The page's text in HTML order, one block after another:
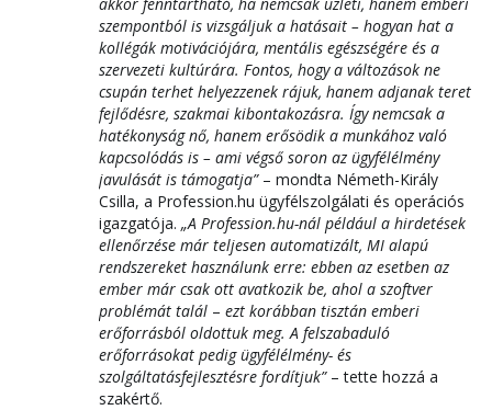
szempontból is vizsgáljuk a hatásait – hogyan hat a
kollégák motivációjára, mentális egészségére és a
szervezeti kultúrára. Fontos, hogy a változások ne
csupán terhet helyezzenek rájuk, hanem adjanak teret
fejlődésre, szakmai kibontakozásra. Így nemcsak a
hatékonyság nő, hanem erősödik a munkához való
kapcsolódás is – ami végső soron az ügyfélélmény
javulását is támogatja”– mondta Németh-Király
Csilla, a Profession.hu ügyfélszolgálati és operációs
igazgatója. „A Profession.hu-nál például a hirdetések
ellenőrzése már teljesen automatizált, MI alapú
rendszereket használunk erre: ebben az esetben az
ember már csak ott avatkozik be, ahol a szoftver
problémát talál – ezt korábban tisztán emberi
erőforrásból oldottuk meg. A felszabaduló
erőforrásokat pedig ügyfélélmény- és
szolgáltatásfejlesztésre fordítjuk” – tette hozzá a
szakértő.